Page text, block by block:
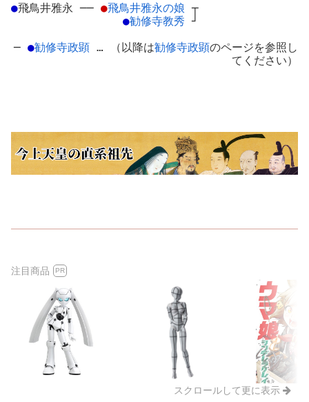
●飛鳥井雅永 ── ●飛鳥井雅永の娘 ┬
●勧修寺教秀 ┘
─ ●勧修寺政顕 … （以降は勧修寺政顕のページを参照し
てください）
注目商品 PR
スクロールして更に表示